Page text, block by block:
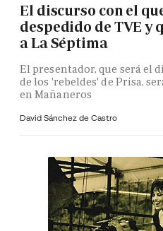
El discurso con el
despedido de TVE y
a La Séptima
El presentador, que será el
de los 'rebeldes' de Prisa,
en Mañaneros
David Sánchez de Castro